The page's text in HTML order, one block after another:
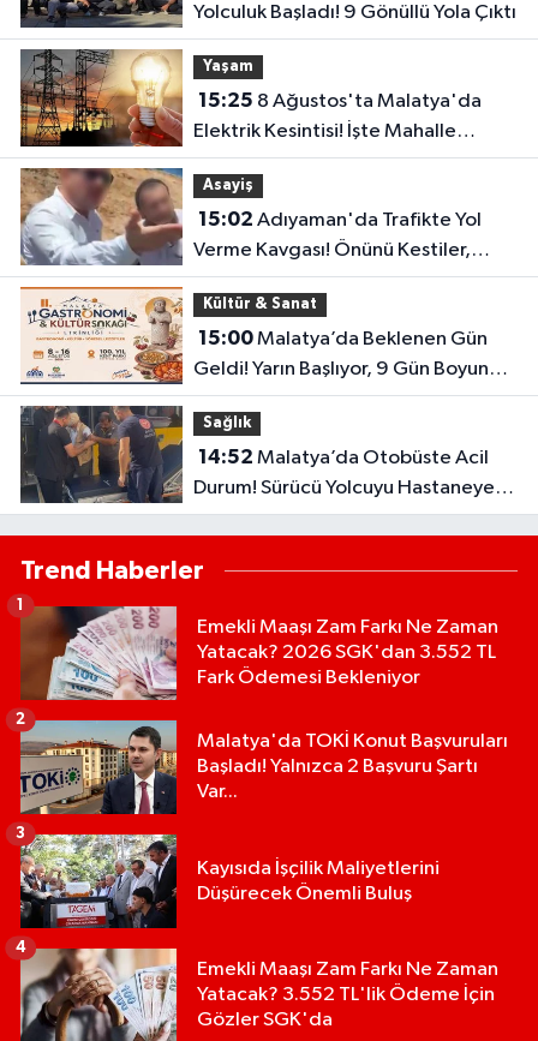
Yolculuk Başladı! 9 Gönüllü Yola Çıktı
Yaşam
15:25
Elektrik Kesintisi! İşte Mahalle
Mahalle Kesinti Listesi..
Asayiş
15:02
Verme Kavgası! Önünü Kestiler,
Saldırı Girişimi Kamerada
Kültür & Sanat
15:00Malatya’da Beklenen Gün
Geldi! Yarın Başlıyor, 9 Gün Boyunca
Sürecek
Sağlık
14:52
Durum! Sürücü Yolcuyu Hastaneye
Yetiştirdi
Trend Haberler
Emekli Maaşı Zam Farkı Ne Zaman
Yatacak? 2026 SGK'dan 3.552 TL
Fark Ödemesi Bekleniyor
1
Malatya'da TOKİ Konut Başvuruları
Başladı! Yalnızca 2 Başvuru Şartı
Var...
2
Kayısıda İşçilik Maliyetlerini
Düşürecek Önemli Buluş
3
Emekli Maaşı Zam Farkı Ne Zaman
Yatacak? 3.552 TL'lik Ödeme İçin
Gözler SGK'da
4